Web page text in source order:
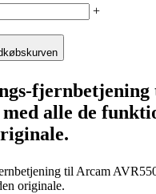
+
fjernbetjening
med alle de
til Arcam
originale.